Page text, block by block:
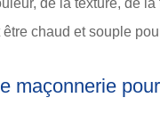
de la texture, de la
chaud et souple
maçonnerie